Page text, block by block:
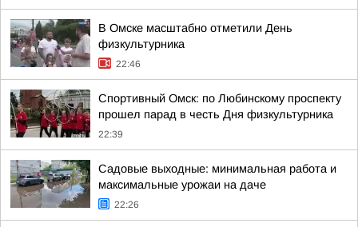
В Омске масштабно отметили День
физкультурника
22:46
Спортивный Омск: по Любинскому проспекту
прошел парад в честь Дня физкультурника
22:39
Садовые выходные: минимальная работа и
максимальные урожаи на даче
22:26